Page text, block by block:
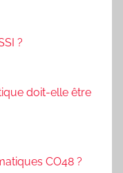
?
doit-elle être
CO48 ?